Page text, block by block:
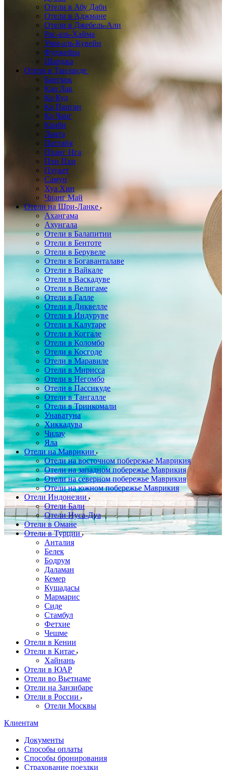
Отели в Абу Даби
Отели в Аджмане
Отели в Джебель-Али
Рас-аль-Хайма
Умм-аль-Кувейн
Фуджейра
Шарджа
Отели в Таиланде
Бангкок
Као Лак
Ко Куд
Ко Панган
Ко Чанг
Краби
Ланта
Паттайя
Пханг Нга
Пхи Пхи
Пхукет
Самуи
Хуа Хин
Чианг Май
Отели на Шри-Ланке
Ахангама
Ахунгала
Отели в Балапитии
Отели в Бентоте
Отели в Берувеле
Отели в Богаванталаве
Отели в Вайкале
Отели в Васкадуве
Отели в Велигаме
Отели в Галле
Отели в Диквелле
Отели в Индуруве
Отели в Калутаре
Отели в Коггале
Отели в Коломбо
Отели в Косгоде
Отели в Маравиле
Отели в Мирисса
Отели в Негомбо
Отели в Пассикуде
Отели в Тангалле
Отели в Тринкомали
Унаватуна
Хиккадува
Чилау
Яла
Отели на Маврикии
Отели на восточном побережье Маврикия
Отели на западном побережье Маврикия
Отели на северном побережье Маврикия
Отели на южном побережье Маврикия
Отели Индонезии
Отели Бали
Отели Нуса-Дуа
Отели в Омане
Отели в Турции
Анталия
Белек
Бодрум
Даламан
Кемер
Кушадасы
Мармарис
Сиде
Стамбул
Фетхие
Чешме
Отели в Кении
Отели в Китае
Хайнань
Отели в ЮАР
Отели во Вьетнаме
Отели на Занзибаре
Отели в России
Отели Москвы
Клиентам
Документы
Способы оплаты
Способы бронирования
Страхование поездки